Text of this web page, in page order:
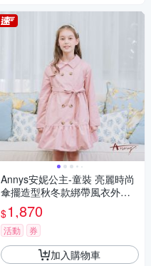
Annys安妮公主-童裝 亮麗時尚
傘擺造型秋冬款綁帶風衣外套*
2298粉紅
$1,870
活動 券
加入購物車